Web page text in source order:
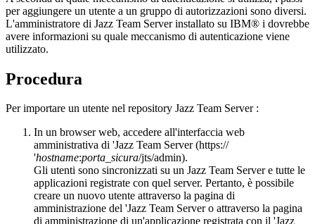
per aggiungere un utente a un gruppo di autorizzazioni sono diversi.
L'amministratore di Jazz Team Serverinstallato su IBM® i dovrebbe
avere informazioni su quale meccanismo di autenticazione viene
utilizzato.
Procedura
Per importare un utente nel repository Jazz Team Server:
In un browser web, accedere all'interfaccia web
amministrativa di 'Jazz Team Server(https://
'hostname:porta_sicura/jts/admin).
Gli utenti sono sincronizzati su un Jazz Team Servere tutte le
applicazioni registrate con quel server. Pertanto, è possibile
creare un nuovo utente attraverso la pagina di
amministrazione del 'Jazz Team Servero attraverso la pagina
di amministrazione di un'applicazione registrata con il 'Jazz